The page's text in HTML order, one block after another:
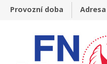
Provozní doba Adresa